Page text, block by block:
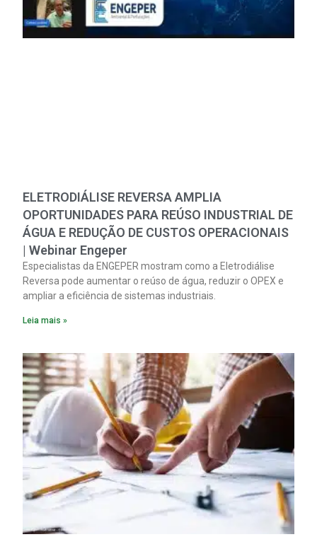
ELETRODIÁLISE REVERSA AMPLIA
OPORTUNIDADES PARA REÚSO INDUSTRIAL DE
ÁGUA E REDUÇÃO DE CUSTOS OPERACIONAIS
| Webinar Engeper
Especialistas da ENGEPER mostram como a Eletrodiálise
Reversa pode aumentar o reúso de água, reduzir o OPEX e
ampliar a eficiência de sistemas industriais.
Leia mais »